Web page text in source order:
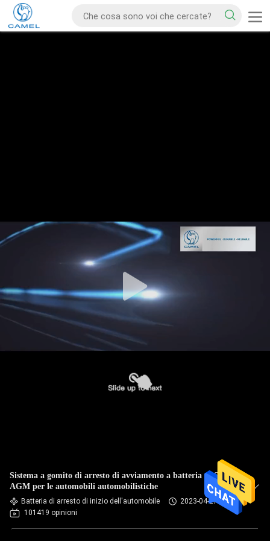
Sistema a gomito di arresto di avviamento a batteria di SUV
AGM per le automobili automobilistiche
Batteria di arresto di inizio dell'automobile
2023-04-27
101419 opinioni